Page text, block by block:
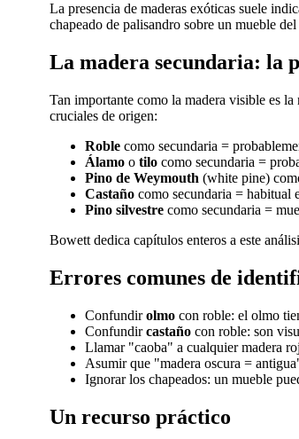
La presencia de maderas exóticas suele
chapeado de palisandro sobre un mueble
La madera secundaria: la
Tan importante como la madera visible es
cruciales de origen:
Roble como secundaria =
Álamo o tilo como secundaria =
Pino de Weymouth (white pine)
Castaño como secundaria = habitual
Pino silvestre como secundaria =
Bowett dedica capítulos enteros a este
Errores comunes de
Confundirolmo con roble: el olmo
Confundircastaño con roble: son
Llamar "caoba" a cualquier madera
Asumir que "madera oscura =
Ignorar los chapeados: un mueble
Un recurso práctico